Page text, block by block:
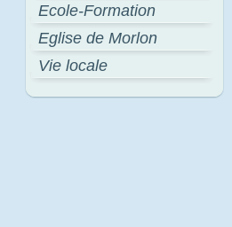
Ecole-Formation
Eglise de Morlon
Vie locale